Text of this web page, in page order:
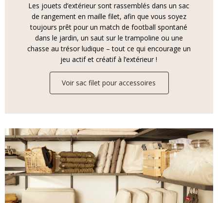
Les jouets d’extérieur sont rassemblés dans un sac
de rangement en maille filet, afin que vous soyez
toujours prêt pour un match de football spontané
dans le jardin, un saut sur le trampoline ou une
chasse au trésor ludique – tout ce qui encourage un
jeu actif et créatif à l’extérieur !
Voir sac filet pour accessoires